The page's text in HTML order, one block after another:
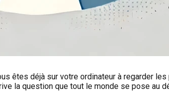
êtes déjà sur votre ordinateur à regarder
la question que tout le monde se pose au